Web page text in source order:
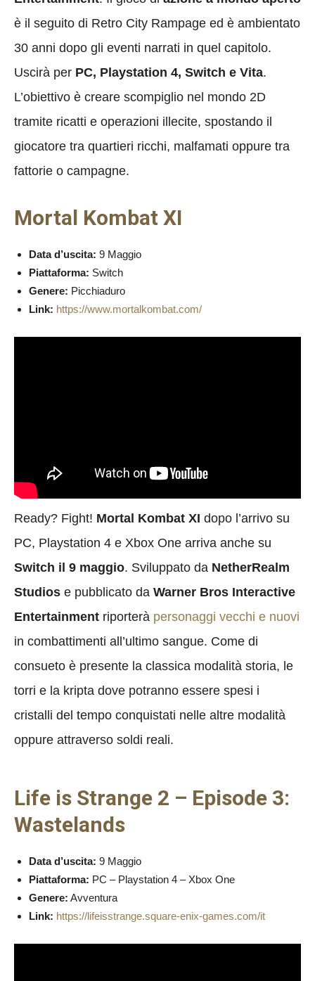
è il seguito di Retro City Rampage ed è ambientato
30 anni dopo gli eventi narrati in quel capitolo.
Uscirà per PC, Playstation 4, Switch e Vita.
L’obiettivo è creare scompiglio nel mondo 2D
tramite ricatti e operazioni illecite, spostando il
giocatore tra quartieri ricchi, malfamati oppure tra
fattorie o campagne.
Mortal Kombat XI
Data d’uscita: 9 Maggio
Piattaforma: Switch
Genere: Picchiaduro
Link: https://www.mortalkombat.com/
Ready? Fight! Mortal Kombat XI dopo l’arrivo su
PC, Playstation 4 e Xbox One arriva anche su
Switch il 9 maggio. Sviluppato da NetherRealm
Studios e pubblicato da Warner Bros Interactive
Entertainment riporterà personaggi vecchi e nuovi
in combattimenti all’ultimo sangue. Come di
consueto è presente la classica modalità storia, le
torri e la kripta dove potranno essere spesi i
cristalli del tempo conquistati nelle altre modalità
oppure attraverso soldi reali.
Life is Strange 2 – Episode 3:
Wastelands
Data d’uscita: 9 Maggio
Piattaforma: PC – Playstation 4 – Xbox One
Genere: Avventura
Link: https://lifeisstrange.square-enix-games.com/it